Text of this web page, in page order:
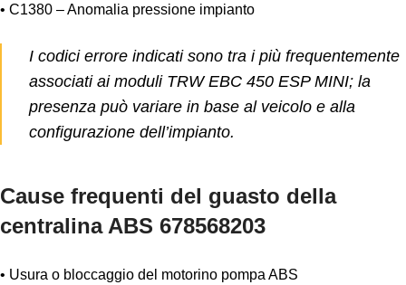
• C1380 – Anomalia pressione impianto
I codici errore indicati sono tra i più frequentemente
associati ai moduli TRW EBC 450 ESP MINI; la
presenza può variare in base al veicolo e alla
configurazione dell’impianto.
Cause frequenti del guasto della
centralina ABS 678568203
• Usura o bloccaggio del motorino pompa ABS